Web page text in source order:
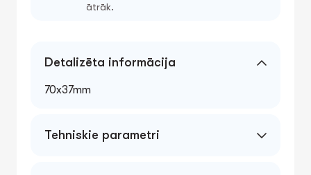
ātrāk.
Detalizēta informācija
70x37mm
Tehniskie parametri